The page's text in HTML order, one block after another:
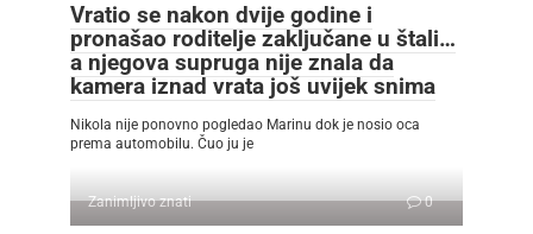
Vratio se nakon dvije godine i
pronašao roditelje zaključane u štali…
a njegova supruga nije znala da
kamera iznad vrata još uvijek snima
Nikola nije ponovno pogledao Marinu dok je nosio oca
prema automobilu. Čuo ju je
Zanimljivo znati 0